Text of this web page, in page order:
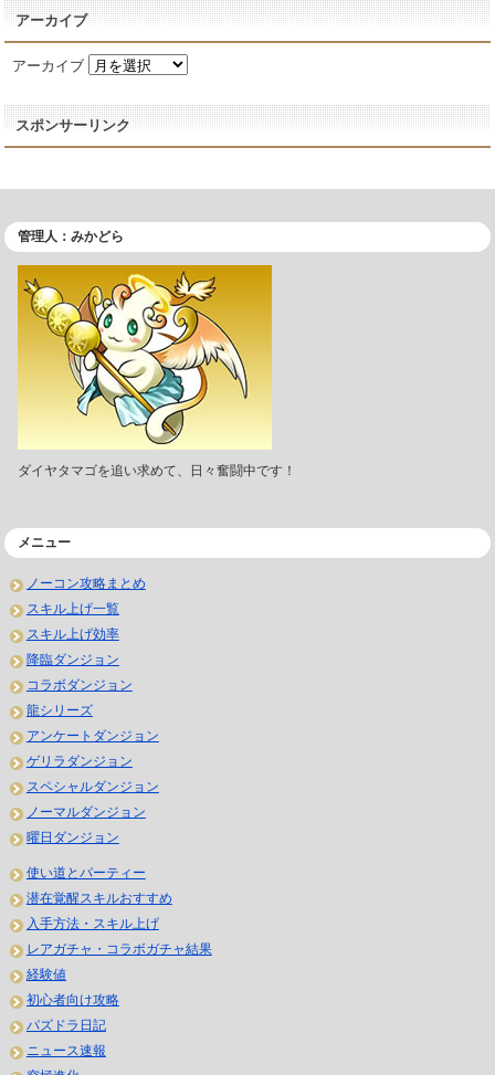
アーカイブ
アーカイブ
スポンサーリンク
管理人：みかどら
ダイヤタマゴを追い求めて、日々奮闘中です！
メニュー
ノーコン攻略まとめ
スキル上げ一覧
スキル上げ効率
降臨ダンジョン
コラボダンジョン
龍シリーズ
アンケートダンジョン
ゲリラダンジョン
スペシャルダンジョン
ノーマルダンジョン
曜日ダンジョン
使い道とパーティー
潜在覚醒スキルおすすめ
入手方法・スキル上げ
レアガチャ・コラボガチャ結果
経験値
初心者向け攻略
パズドラ日記
ニュース速報